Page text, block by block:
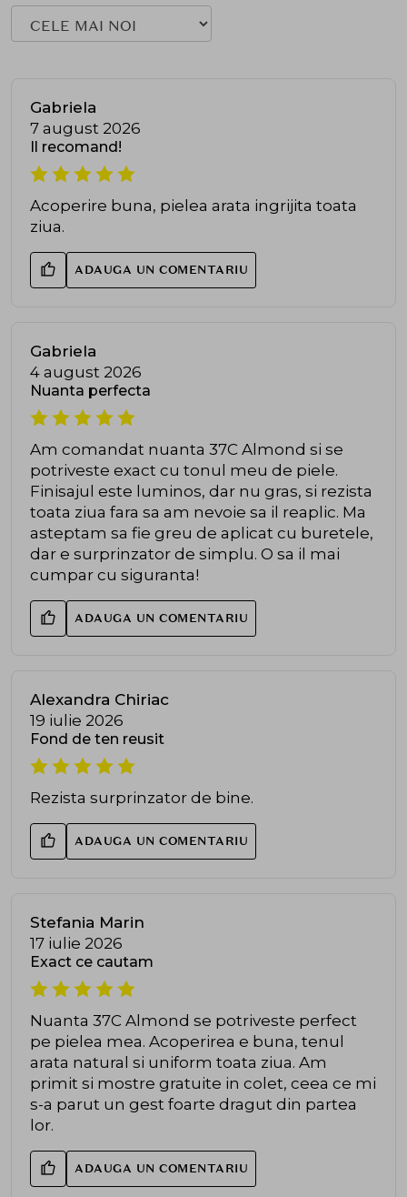
Gabriela
7 august 2026
Il recomand!
Acoperire buna, pielea arata ingrijita toata
ziua.
ADAUGA UN COMENTARIU
Gabriela
4 august 2026
Nuanta perfecta
Am comandat nuanta 37C Almond si se
potriveste exact cu tonul meu de piele.
Finisajul este luminos, dar nu gras, si rezista
toata ziua fara sa am nevoie sa il reaplic. Ma
asteptam sa fie greu de aplicat cu buretele,
dar e surprinzator de simplu. O sa il mai
cumpar cu siguranta!
ADAUGA UN COMENTARIU
Alexandra Chiriac
19 iulie 2026
Fond de ten reusit
Rezista surprinzator de bine.
ADAUGA UN COMENTARIU
Stefania Marin
17 iulie 2026
Exact ce cautam
Nuanta 37C Almond se potriveste perfect
pe pielea mea. Acoperirea e buna, tenul
arata natural si uniform toata ziua. Am
primit si mostre gratuite in colet, ceea ce mi
s-a parut un gest foarte dragut din partea
lor.
ADAUGA UN COMENTARIU